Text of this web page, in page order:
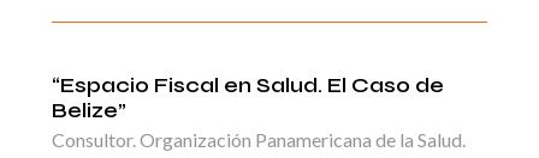
“Espacio Fiscal en Salud. El Caso de
Belize”
Consultor. Organización Panamericana de la Salud.